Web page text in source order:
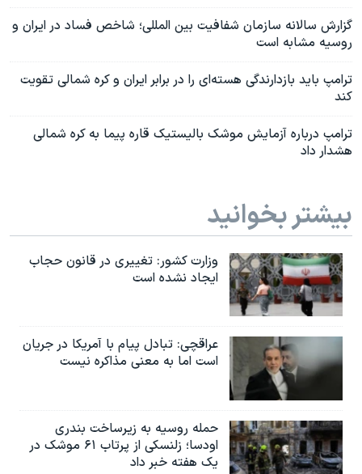
گزارش سالانه سازمان شفافیت بین المللی؛ شاخص فساد در ایران و
روسیه مشابه است
ترامپ باید بازدارندگی هسته‌ای را در برابر ایران و کره شمالی تقویت
کند
ترامپ درباره آزمایش موشک بالیستیک قاره پیما به کره شمالی
هشدار داد
بیشتر بخوانید
وزارت کشور: تغییری در قانون حجاب
ایجاد نشده است
عراقچی: تبادل پیام با آمریکا در جریان
است اما به معنی مذاکره نیست
حمله روسیه به زیرساخت بندری
اودسا؛ زلنسکی از پرتاب ۶۱ موشک در
یک هفته خبر داد